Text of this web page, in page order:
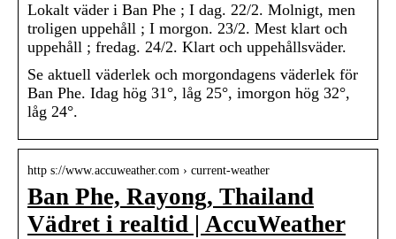
Lokalt väder i Ban Phe ; I dag. 22/2. Molnigt, men
troligen uppehåll ; I morgon. 23/2. Mest klart och
uppehåll ; fredag. 24/2. Klart och uppehållsväder.
Se aktuell väderlek och morgondagens väderlek för
Ban Phe. Idag hög 31°, låg 25°, imorgon hög 32°,
låg 24°.
http s://www.accuweather.com › current-weather
Ban Phe, Rayong, Thailand
Vädret i realtid | AccuWeather